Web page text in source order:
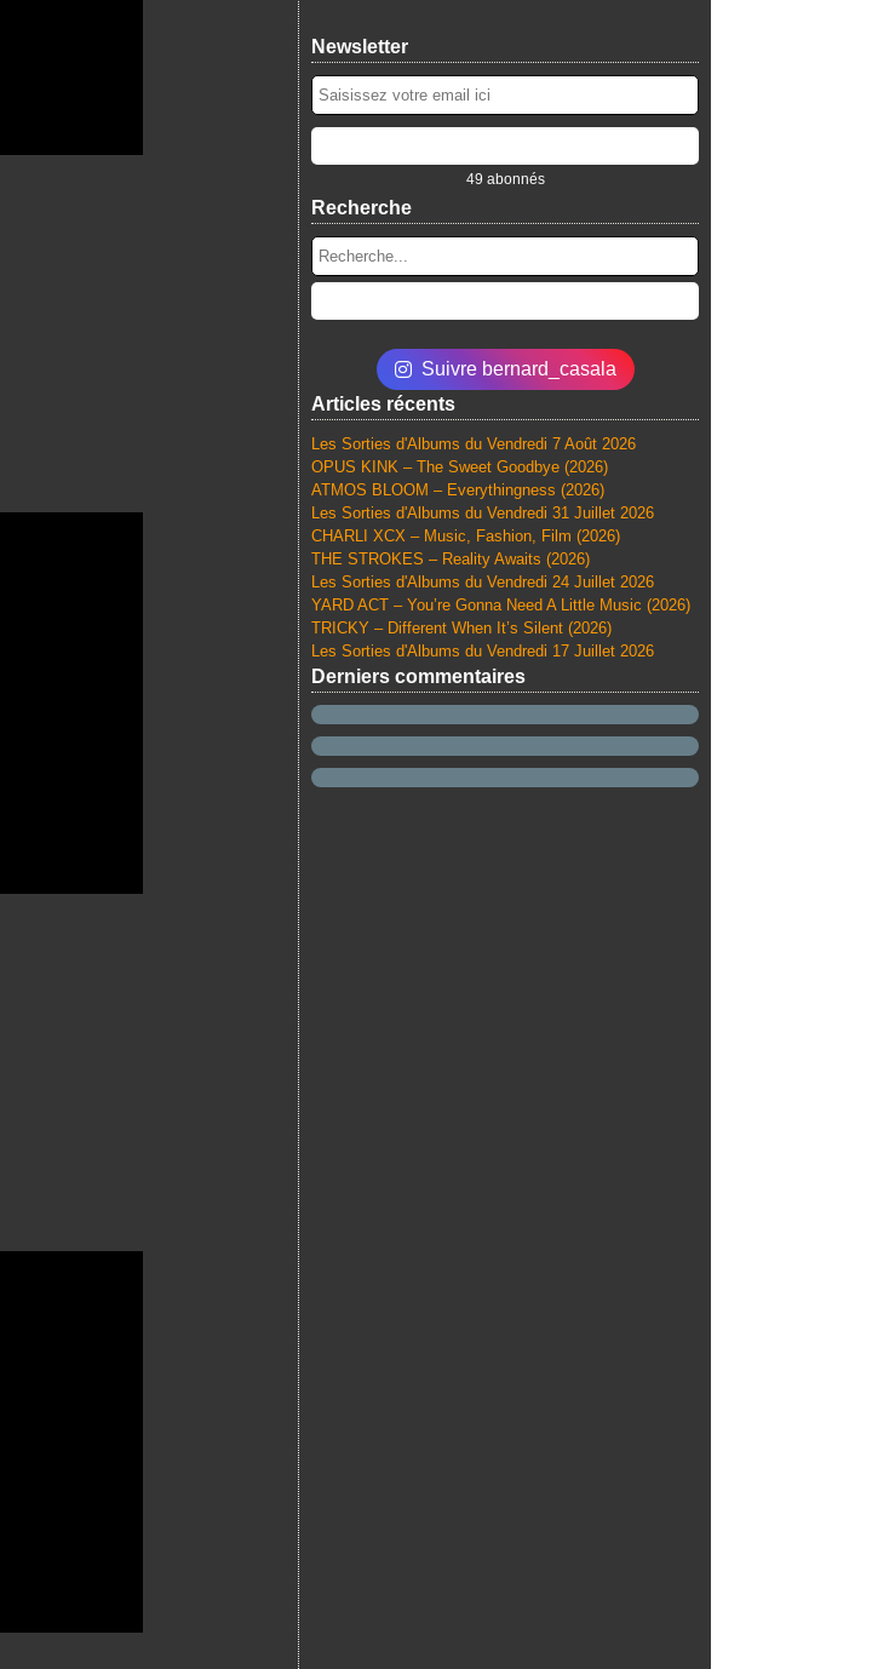
Newsletter
49 abonnés
Recherche
Suivre bernard_casala
Articles récents
Les Sorties d'Albums du Vendredi 7 Août 2026
OPUS KINK – The Sweet Goodbye (2026)
ATMOS BLOOM – Everythingness (2026)
Les Sorties d'Albums du Vendredi 31 Juillet 2026
CHARLI XCX – Music, Fashion, Film (2026)
THE STROKES – Reality Awaits (2026)
Les Sorties d'Albums du Vendredi 24 Juillet 2026
YARD ACT – You’re Gonna Need A Little Music (2026)
TRICKY – Different When It’s Silent (2026)
Les Sorties d'Albums du Vendredi 17 Juillet 2026
Derniers commentaires